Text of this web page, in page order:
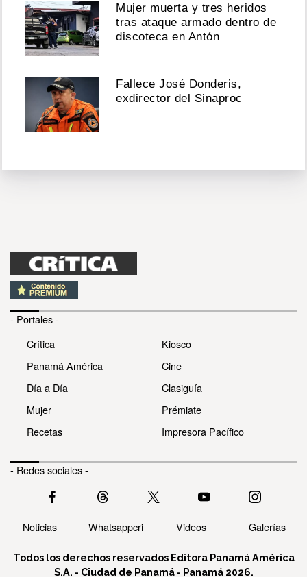
Mujer muerta y tres heridos
tras ataque armado dentro de
discoteca en Antón
Fallece José Donderis,
exdirector del Sinaproc
- Portales -
Crítica
Panamá América
Día a Día
Mujer
Recetas
Kiosco
Cine
Clasiguía
Prémiate
Impresora Pacífico
- Redes sociales -
Noticias Whatsappcri Videos Galerías
Todos los derechos reservados Editora Panamá América
S.A. - Ciudad de Panamá - Panamá 2026.